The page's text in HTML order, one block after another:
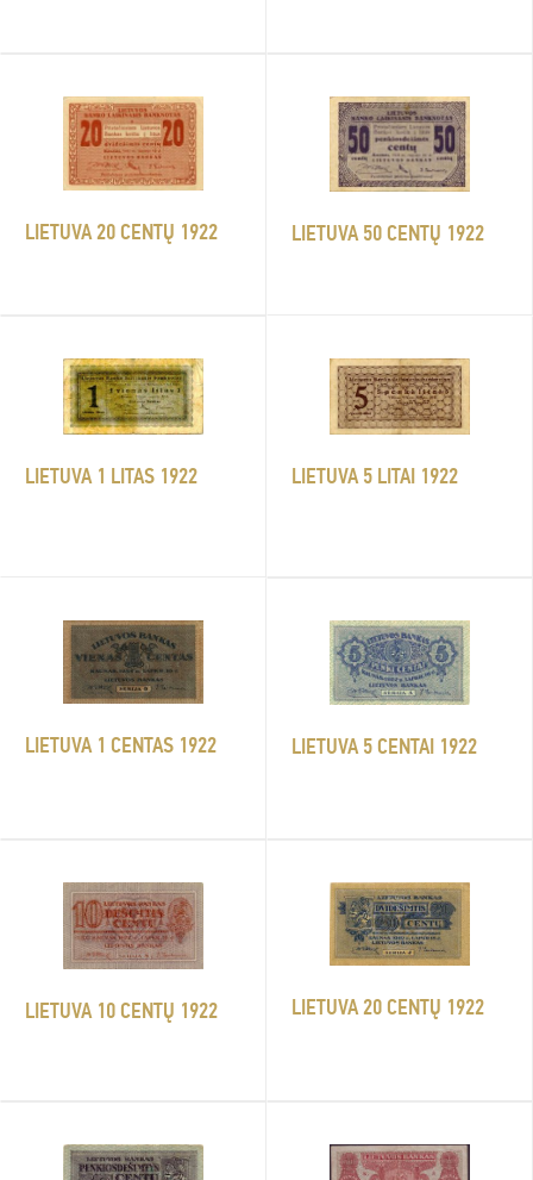
LIETUVA 20 CENTŲ 1922 LIETUVA 50 CENTŲ 1922
LIETUVA 1 LITAS 1922 LIETUVA 5 LITAI 1922
LIETUVA 1 CENTAS 1922 LIETUVA 5 CENTAI 1922
LIETUVA 10 CENTŲ 1922 LIETUVA 20 CENTŲ 1922